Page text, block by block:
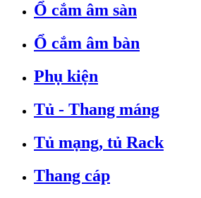
Ổ cắm âm sàn
Ổ cắm âm bàn
Phụ kiện
Tủ - Thang máng
Tủ mạng, tủ Rack
Thang cáp